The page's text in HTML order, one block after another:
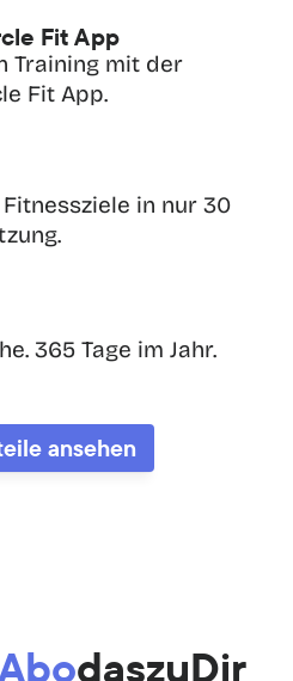
Fit App
Training mit der
Fit App.
in nur 30
365 Tage im Jahr.
ansehen
daszuDir